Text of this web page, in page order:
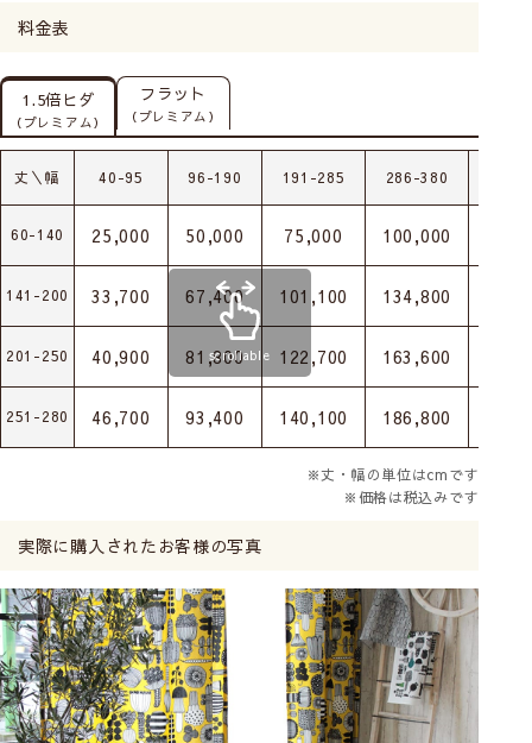
料金表
1.5倍ヒダ
（プレミアム）
フラット
（プレミアム）
丈＼幅 40-95 96-190 191-285 286-380
60-140 25,000 50,000 75,000 100,000
141-200 33,700 67,400 101,100 134,800
201-250 40,900 81,800 122,700 163,600
251-280 46,700 93,400 140,100 186,800
scrollable
※丈・幅の単位はcmです
※価格は税込みです
実際に購入されたお客様の写真